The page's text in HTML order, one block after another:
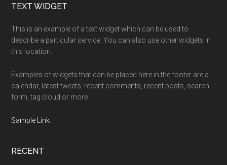
Footer
TEXT WIDGET
This is an example of a text widget which can be used to
describe a particular service. You can also use other widgets in
this location.
Examples of widgets that can be placed here in the footer are a
calendar, latest tweets, recent comments, recent posts, search
form, tag cloud or more.
Sample Link
RECENT